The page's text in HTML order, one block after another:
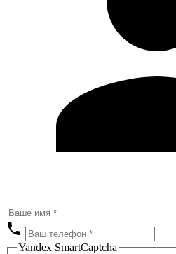
Yandex SmartCaptcha